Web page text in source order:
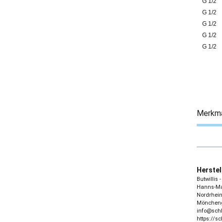
G 1/2
G 1/2
G 1/2
G 1/2
Butwillis
Hanns-
https://